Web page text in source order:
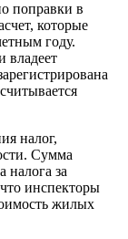
поправки в
которые
году.
владеет
налог,
Сумма
за
инспекторы
жилых